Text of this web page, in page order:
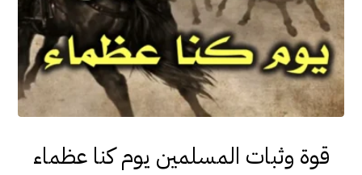
قوة وثبات المسلمين يوم كنا عظماء